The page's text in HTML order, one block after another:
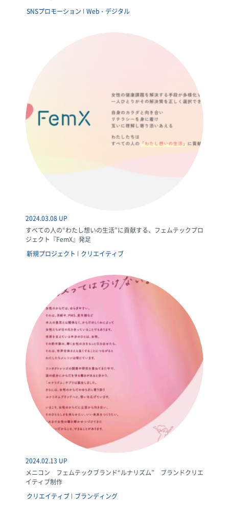
SNSプロモーション
Web・デジタル
2024.03.08 UP
すべての人の“わたし想いの生活”に貢献する、フェムテックプロ
ジェクト『FemX』発足
新規プロジェクト
クリエイティブ
2024.02.13 UP
メニコン フェムテックブランド“ルナリズム” ブランドクリエ
イティブ制作
クリエイティブ
ブランディング